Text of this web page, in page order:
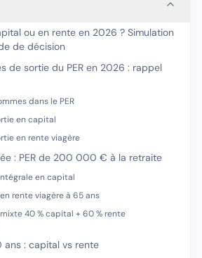
ou en rente en 2026 ? Simulation
de décision
de sortie du PER en 2026 : rappel
dans le PER
en capital
en rente viagère
: PER de 200 000 € à la retraite
en capital
rente viagère à 65 ans
40 % capital + 60 % rente
ans : capital vs rente